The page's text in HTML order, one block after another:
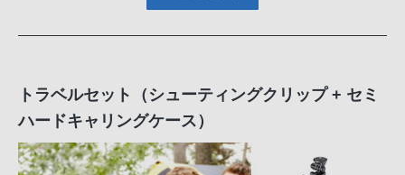
トラベルセット（シューティングクリップ + セミ
ハードキャリングケース）